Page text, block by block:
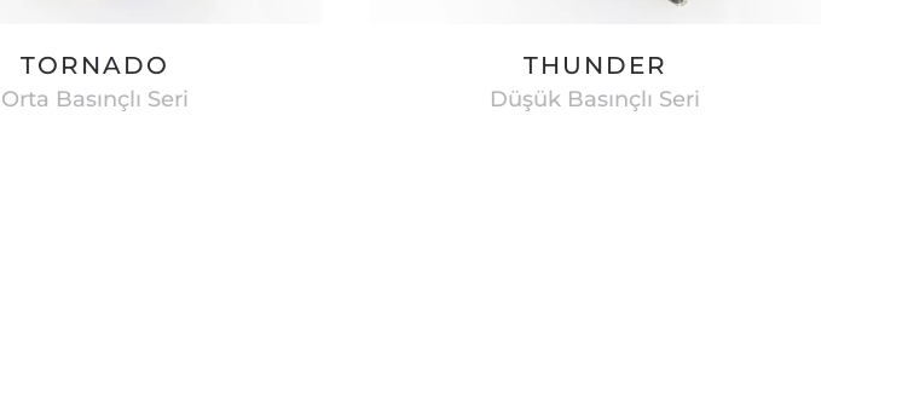
TORNADO
Orta Basınçlı Seri
THUNDER
Düşük Basınçlı Seri